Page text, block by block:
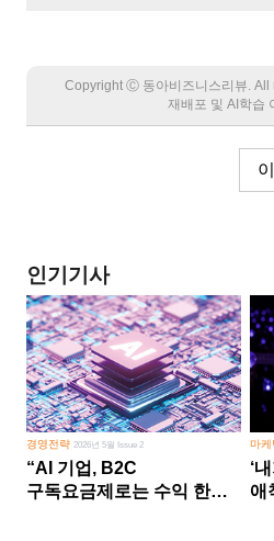
Copyright Ⓒ 동아비즈니스리뷰. All
재배포 및 AI학습
인기기사
경영전략 2026년 5월 Issue 2
“AI 기업, B2C
구독요금제로는 수익 한계
마케
‘
애